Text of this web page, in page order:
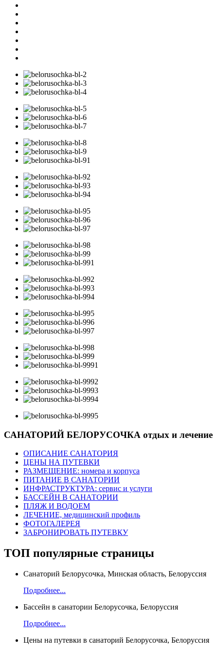
САНАТОРИЙ БЕЛОРУСОЧКА отдых и лечение
ОПИСАНИЕ САНАТОРИЯ
ЦЕНЫ НА ПУТЕВКИ
РАЗМЕЩЕНИЕ: номера и корпуса
ПИТАНИЕ В САНАТОРИИ
ИНФРАСТРУКТУРА: сервис и услуги
БАССЕЙН В САНАТОРИИ
ПЛЯЖ И ВОДОЕМ
ЛЕЧЕНИЕ, медицинский профиль
ФОТОГАЛЕРЕЯ
ЗАБРОНИРОВАТЬ ПУТЕВКУ
ТОП популярные страницы
Санаторий Белорусочка, Минская область, Белоруссия
Подробнее...
Бассейн в санатории Белорусочка, Белоруссия
Подробнее...
Цены на путевки в санаторий Белорусочка, Белоруссия